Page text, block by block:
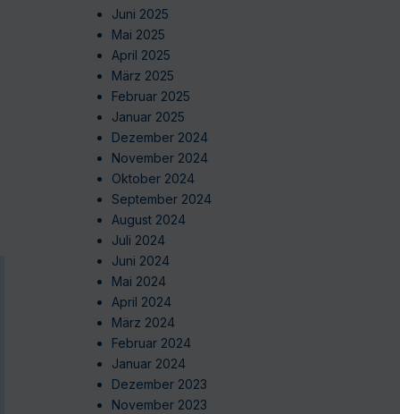
Juni 2025
Mai 2025
April 2025
März 2025
Februar 2025
Januar 2025
Dezember 2024
November 2024
Oktober 2024
September 2024
August 2024
Juli 2024
Juni 2024
Mai 2024
April 2024
März 2024
Februar 2024
Januar 2024
Dezember 2023
November 2023